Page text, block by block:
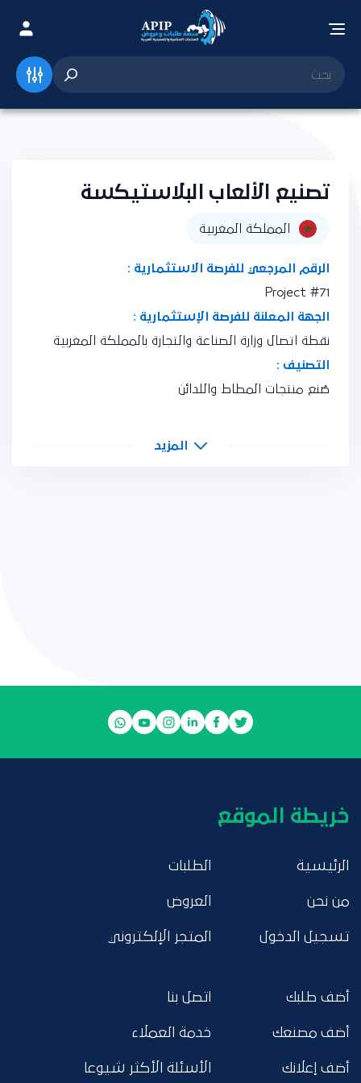
تصنيع الألعاب البلاستيكسة
المملكة المغربية
الرقم المرجعي للفرصة الاستثمارية :
Project #71
الجهة المعلنة للفرصة الإستثمارية :
نقطة اتصال وزارة الصناعة والتجارة بالمملكة المغربية
التصنيف :
صُنع منتجات المطاط واللدائن
المزيد
خريطة الموقع
الرئيسية
من نحن
تسجيل الدخول
الطلبات
العروض
المتجر الإلكتروني
أضف طلبك
أضف مصنعك
أضف إعلانك
اتصل بنا
خدمة العملاء
الأسئلة الأكثر شيوعا